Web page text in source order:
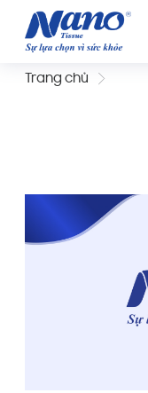
Trang chủ